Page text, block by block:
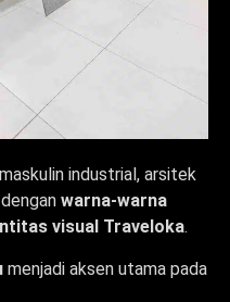
industrial, arsitek
dengan warna-warna
visual Traveloka.
menjadi aksen utama pada